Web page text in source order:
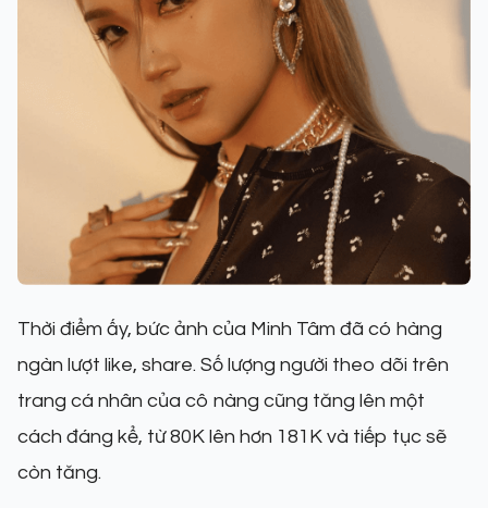
Thời điểm ấy, bức ảnh của Minh Tâm đã có hàng
ngàn lượt like, share. Số lượng người theo dõi trên
trang cá nhân của cô nàng cũng tăng lên một
cách đáng kể, từ 80K lên hơn 181K và tiếp tục sẽ
còn tăng.